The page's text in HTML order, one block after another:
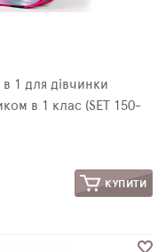
1 для дівчинки
в 1 клас (SET 150-
КУПИТИ